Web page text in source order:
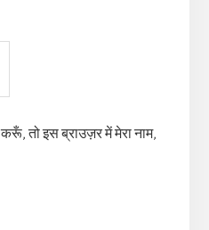
तो इस ब्राउज़र में मेरा नाम,